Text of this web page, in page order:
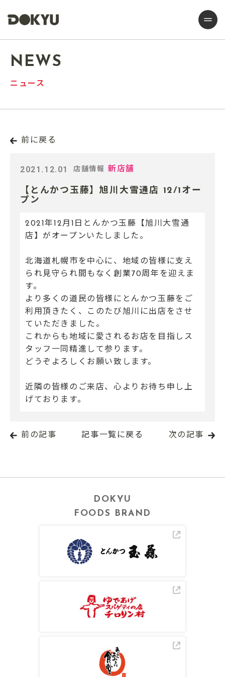
NEWS
ニュース
前に戻る
2021.12.01 店舗情報 新店舗
【とんかつ玉藤】旭川大雪通店 12/1オー
プン
2021年12月1日とんかつ玉藤【旭川大雪通
店】がオープンいたしました。
北海道札幌市を中心に、地域の皆様に支え
られ見守られ間もなく創業70周年を迎えま
す。
より多くの道民の皆様にとんかつ玉藤をご
利用頂きたく、このたび旭川に出店をさせ
ていただきました。
これからも地域に愛されるお店を目指しス
タッフ一同精進して参ります。
どうぞよろしくお願い致します。
近隣の皆様のご来店、心よりお待ち申し上
げております。
前の記事 記事一覧に戻る 次の記事
DOKYU
FOODS BRAND